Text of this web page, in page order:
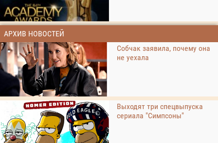
АРХИВ НОВОСТЕЙ
Собчак заявила, почему она
не уехала
Выходят три спецвыпуска
сериала "Симпсоны"